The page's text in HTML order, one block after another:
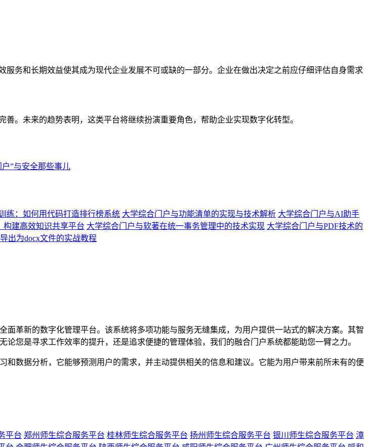
务和长期效益使其成为现代企业发展不可或缺的一部分。企业在做出决定之前应仔细评估自身需求
。未来的趋势表明，这类平台将继续扮演重要角色，帮助企业实现数字化转型。
”与安全那些事儿
练：如何用代码打造排行榜系统 大学综合门户与功能清单的实现与技术解析 大学综合门户与AI助手
构建高效知识共享平台 大学综合门户与软著在统一事务管理中的技术实现 大学综合门户与PDF技术的
出为docx文件的实战教程
革新的数字化管理平台。该系统将多项功能与服务无缝集成，为用户提供一站式的解决方案。其智
您是寻求工作效率的提升，还是追求便捷的管理体验，我们的融合门户系统都能助您一臂之力。
数据分析，它能够预测用户的需求，并主动提供相关的信息和建议。它能为用户带来前所未有的便
平台 郑州师生综合服务平台 桂林师生综合服务平台 扬州师生综合服务平台 银川师生综合服务平台 漳